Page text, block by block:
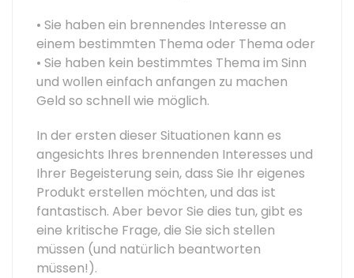
• Sie haben ein brennendes Interesse an
einem bestimmten Thema oder Thema oder
• Sie haben kein bestimmtes Thema im Sinn
und wollen einfach anfangen zu machen
Geld so schnell wie möglich.
In der ersten dieser Situationen kann es
angesichts Ihres brennenden Interesses und
Ihrer Begeisterung sein, dass Sie Ihr eigenes
Produkt erstellen möchten, und das ist
fantastisch. Aber bevor Sie dies tun, gibt es
eine kritische Frage, die Sie sich stellen
müssen (und natürlich beantworten
müssen!).